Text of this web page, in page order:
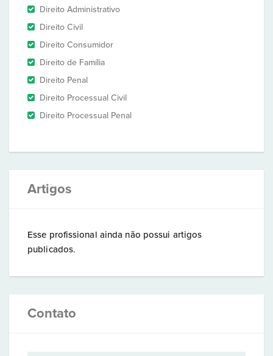
Direito Administrativo
Direito Civil
Direito Consumidor
Direito de Família
Direito Penal
Direito Processual Civil
Direito Processual Penal
Artigos
Esse profissional ainda não possui artigos
publicados.
Contato